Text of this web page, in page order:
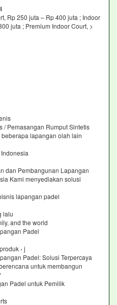
Rp 250 juta – Rp 400 juta ; Indoor
juta ; Premium Indoor Court, >
/ Pemasangan Rumput Sintetis
lapangan olah lain
dan Pembangunan Lapangan
Kami menyediakan solusi
lapangan padel
lalu
and the world
Padel
› j
Padel: Solusi Terpercaya
untuk membangun
Padel untuk Pemilik